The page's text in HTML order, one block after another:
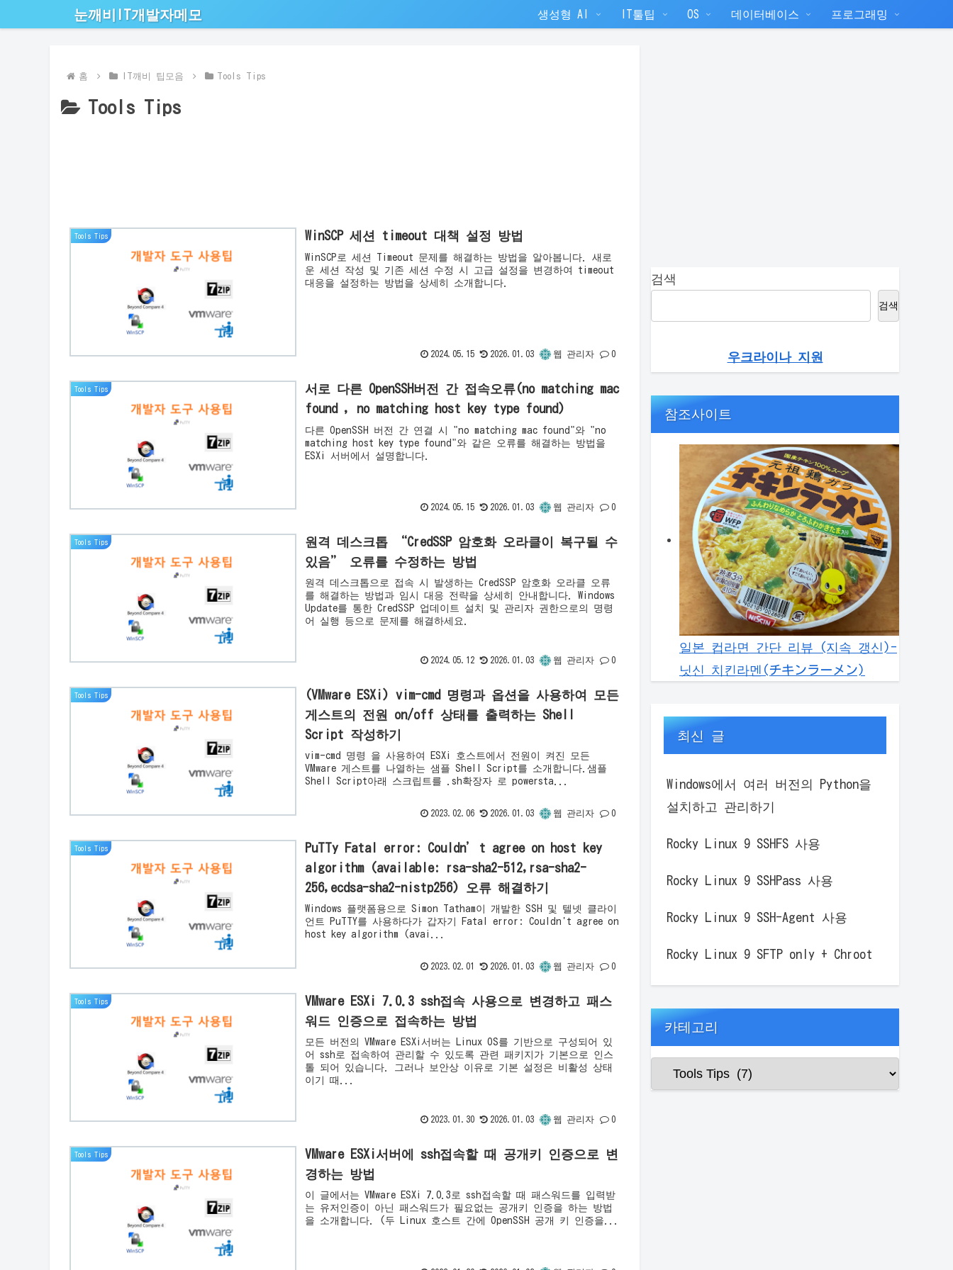
눈깨비IT개발자메모 생성형 AI IT툴팁 OS 데이터베이스 프로그래밍
홈 IT깨비 팁모음 Tools Tips
Tools Tips
Tools Tips WinSCP 세션 timeout 대책 설정 방법
WinSCP로 세션 Timeout 문제를 해결하는 방법을 알아봅니다. 새로
운 세션 작성 및 기존 세션 수정 시 고급 설정을 변경하여 timeout
대응을 설정하는 방법을 상세히 소개합니다.
2024.05.15 2026.01.03 웹 관리자 0
Tools Tips
서로 다른 OpenSSH버전 간 접속오류(no matching mac
found , no matching host key type found)
다른 OpenSSH 버전 간 연결 시 "no matching mac found"와 "no
matching host key type found"와 같은 오류를 해결하는 방법을
ESXi 서버에서 설명합니다.
2024.05.15 2026.01.03 웹 관리자 0
Tools Tips
원격 데스크톱 “CredSSP 암호화 오라클이 복구될 수
있음” 오류를 수정하는 방법
원격 데스크톱으로 접속 시 발생하는 CredSSP 암호화 오라클 오류
를 해결하는 방법과 임시 대응 전략을 상세히 안내합니다. Windows
Update를 통한 CredSSP 업데이트 설치 및 관리자 권한으로의 명령
어 실행 등으로 문제를 해결하세요.
2024.05.12 2026.01.03 웹 관리자 0
Tools Tips
(VMware ESXi) vim-cmd 명령과 옵션을 사용하여 모든
게스트의 전원 on/off 상태를 출력하는 Shell
Script 작성하기
vim-cmd 명령 을 사용하여 ESXi 호스트에서 전원이 켜진 모든
VMware 게스트를 나열하는 샘플 Shell Script를 소개합니다.샘플
Shell Script아래 스크립트를 .sh확장자 로 powersta...
2023.02.06 2026.01.03 웹 관리자 0
Tools Tips
PuTTy Fatal error: Couldn’t agree on host key
algorithm (available: rsa-sha2-512,rsa-sha2-
256,ecdsa-sha2-nistp256) 오류 해결하기
Windows 플랫폼용으로 Simon Tatham이 개발한 SSH 및 텔넷 클라이
언트 PuTTY를 사용하다가 갑자기 Fatal error: Couldn't agree on
host key algorithm (avai...
2023.02.01 2026.01.03 웹 관리자 0
Tools Tips
VMware ESXi 7.0.3 ssh접속 사용으로 변경하고 패스
워드 인증으로 접속하는 방법
모든 버전의 VMware ESXi서버는 Linux OS를 기반으로 구성되어 있
어 ssh로 접속하여 관리할 수 있도록 관련 패키지가 기본으로 인스
톨 되어 있습니다. 그러나 보안상 이유로 기본 설정은 비활성 상태
이기 때...
2023.01.30 2026.01.03 웹 관리자 0
Tools Tips
VMware ESXi서버에 ssh접속할 때 공개키 인증으로 변
경하는 방법
이 글에서는 VMware ESXi 7.0.3로 ssh접속할 때 패스워드를 입력받
는 유저인증이 아닌 패스워드가 필요없는 공개키 인증을 하는 방법
을 소개합니다. (두 Linux 호스트 간에 OpenSSH 공개 키 인증을...
검색
검색
우크라이나 지원
참조사이트
일본 컵라면 간단 리뷰 (지속 갱신)-
닛신 치킨라멘(チキンラーメン)
최신 글
Windows에서 여러 버전의 Python을
설치하고 관리하기
Rocky Linux 9 SSHFS 사용
Rocky Linux 9 SSHPass 사용
Rocky Linux 9 SSH-Agent 사용
Rocky Linux 9 SFTP only + Chroot
카테고리